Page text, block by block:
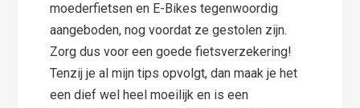
moederfietsen en E-Bikes tegenwoordig
aangeboden, nog voordat ze gestolen zijn.
Zorg dus voor een goede fietsverzekering!
Tenzij je al mijn tips opvolgt, dan maak je het
een dief wel heel moeilijk en is een